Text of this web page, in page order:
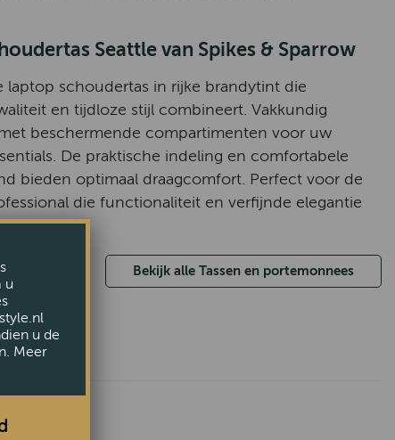
Seattle van Spikes & Sparrow
laptop schoudertas in rijke brandytint die
en tijdloze stijl combineert. Vakkundig
beschermende compartimenten voor uw
De praktische indeling en comfortabele
bieden optimaal draagcomfort. Perfect voor de
die functionaliteit en verfijnde elegantie
Bekijk alle Tassen en portemonnees
u
u de
Meer